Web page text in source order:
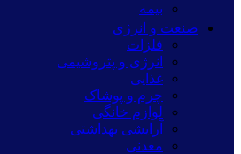
بیمه
صنعت و انرژی
فلزات
انرژی و پتروشیمی
غذایی
چرم و پوشاک
لوازم خانگی
آرایشی بهداشتی
معدنی